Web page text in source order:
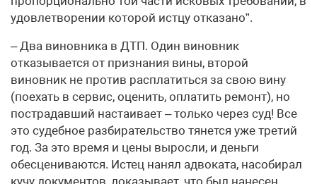
удовлетворении которой истцу отказано”.
– Два виновника в ДТП. Один виновник
отказывается от признания вины, второй
виновник не против расплатиться за свою вину
(поехать в сервис, оценить, оплатить ремонт), но
пострадавший настаивает – только через суд! Все
это судебное разбирательство тянется уже третий
год. За это время и цены выросли, и деньги
обесцениваются. Истец нанял адвоката, насобирал
кучу документов, доказывает, что был нанесен